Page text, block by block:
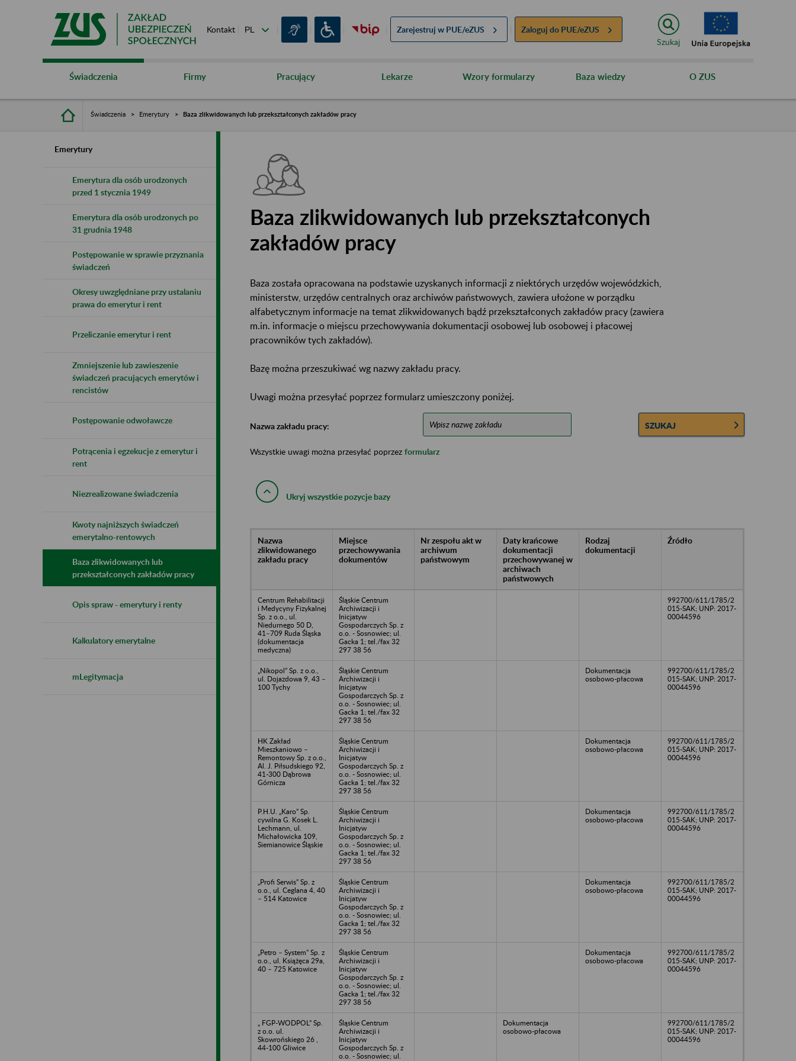
Kontakt Zarejestruj w PUE/eZUS Zaloguj do PUE/eZUS
Szukaj
Świadczenia Firmy Pracujący Lekarze Wzory formularzy Baza wiedzy O ZUS
Świadczenia Emerytury Baza zlikwidowanych lub przekształconych zakładów pracy
Emerytury
Emerytura dla osób urodzonych
przed 1 stycznia 1949
Emerytura dla osób urodzonych po
31 grudnia 1948
Postępowanie w sprawie przyznania
świadczeń
Okresy uwzględniane przy ustalaniu
prawa do emerytur i rent
Przeliczanie emerytur i rent
Zmniejszenie lub zawieszenie
świadczeń pracujących emerytów i
rencistów
Postępowanie odwoławcze
Potrącenia i egzekucje z emerytur i
rent
Niezrealizowane świadczenia
Kwoty najniższych świadczeń
emerytalno-rentowych
Baza zlikwidowanych lub
przekształconych zakładów pracy
Opis spraw - emerytury i renty
Kalkulatory emerytalne
mLegitymacja
Baza zlikwidowanych lub przekształconych
zakładów pracy
Baza została opracowana na podstawie uzyskanych informacji z niektórych urzędów wojewódzkich,
ministerstw, urzędów centralnych oraz archiwów państwowych, zawiera ułożone w porządku
alfabetycznym informacje na temat zlikwidowanych bądź przekształconych zakładów pracy (zawiera
m.in. informacje o miejscu przechowywania dokumentacji osobowej lub osobowej i płacowej
pracowników tych zakładów).
Bazę można przeszukiwać wg nazwy zakładu pracy.
Uwagi można przesyłać poprzez formularz umieszczony poniżej.
Nazwa zakładu pracy: SZUKAJ
Wszystkie uwagi można przesyłać poprzez formularz
Ukryj wszystkie pozycje bazy
Nazwa
zlikwidowanego
zakładu pracy
Miejsce
przechowywania
dokumentów
Nr zespołu akt w
archiwum
państwowym
Daty krańcowe
dokumentacji
przechowywanej w
archiwach
państwowych
Rodzaj
dokumentacji
Źródło
Centrum Rehabilitacji
i Medycyny Fizykalnej
Sp. z o.o., ul.
Niedurnego 50 D,
41–709 Ruda Śląska
(dokumentacja
medyczna)
Śląskie Centrum
Archiwizacji i
Inicjatyw
Gospodarczych Sp. z
o.o. - Sosnowiec; ul.
Gacka 1; tel./fax 32
297 38 56
992700/611/1785/2
015-SAK; UNP: 2017-
00044596
„Nikopol” Sp. z o.o.,
ul. Dojazdowa 9, 43 –
100 Tychy
Śląskie Centrum
Archiwizacji i
Inicjatyw
Gospodarczych Sp. z
o.o. - Sosnowiec; ul.
Gacka 1; tel./fax 32
297 38 56
Dokumentacja
osobowo-płacowa
992700/611/1785/2
015-SAK; UNP: 2017-
00044596
HK Zakład
Mieszkaniowo –
Remontowy Sp. z o.o.,
Al. J. Piłsudskiego 92,
41-300 Dąbrowa
Górnicza
Śląskie Centrum
Archiwizacji i
Inicjatyw
Gospodarczych Sp. z
o.o. - Sosnowiec; ul.
Gacka 1; tel./fax 32
297 38 56
Dokumentacja
osobowo-płacowa
992700/611/1785/2
015-SAK; UNP: 2017-
00044596
P.H.U. „Karo” Sp.
cywilna G. Kosek L.
Lechmann, ul.
Michałowicka 109,
Siemianowice Śląskie
Śląskie Centrum
Archiwizacji i
Inicjatyw
Gospodarczych Sp. z
o.o. - Sosnowiec; ul.
Gacka 1; tel./fax 32
297 38 56
Dokumentacja
osobowo-płacowa
992700/611/1785/2
015-SAK; UNP: 2017-
00044596
„Profi Serwis” Sp. z
o.o., ul. Ceglana 4, 40
– 514 Katowice
Śląskie Centrum
Archiwizacji i
Inicjatyw
Gospodarczych Sp. z
o.o. - Sosnowiec; ul.
Gacka 1; tel./fax 32
297 38 56
Dokumentacja
osobowo-płacowa
992700/611/1785/2
015-SAK; UNP: 2017-
00044596
„Petro – System” Sp. z
o.o., ul. Książęca 29a,
40 – 725 Katowice
Śląskie Centrum
Archiwizacji i
Inicjatyw
Gospodarczych Sp. z
o.o. - Sosnowiec; ul.
Gacka 1; tel./fax 32
297 38 56
Dokumentacja
osobowo-płacowa
992700/611/1785/2
015-SAK; UNP: 2017-
00044596
„ FGP-WODPOL” Sp.
z o.o. ul.
Skowrońskiego 26 ,
44-100 Gliwice
Śląskie Centrum
Archiwizacji i
Inicjatyw
Gospodarczych Sp. z
o.o. - Sosnowiec; ul.
Dokumentacja
osobowo-płacowa
992700/611/1785/2
015-SAK; UNP: 2017-
00044596